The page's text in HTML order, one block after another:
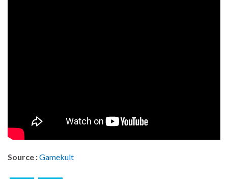
Source :Gamekult